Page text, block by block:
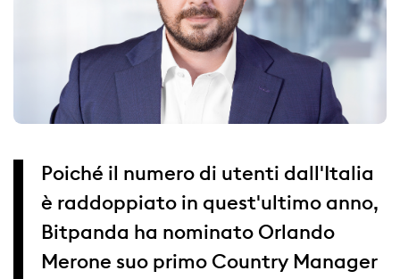
Poiché il numero di utenti dall'Italia
è raddoppiato in quest'ultimo anno,
Bitpanda ha nominato Orlando
Merone suo primo Country Manager